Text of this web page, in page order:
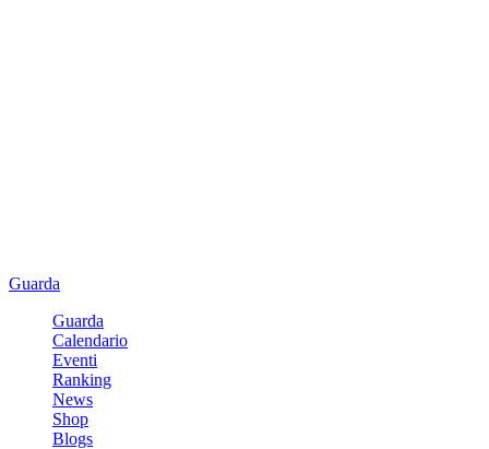
Guarda
Guarda
Calendario
Eventi
Ranking
News
Shop
Blogs